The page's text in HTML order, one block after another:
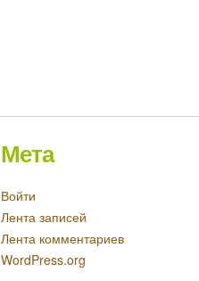
Мета
Войти
Лента записей
Лента комментариев
WordPress.org